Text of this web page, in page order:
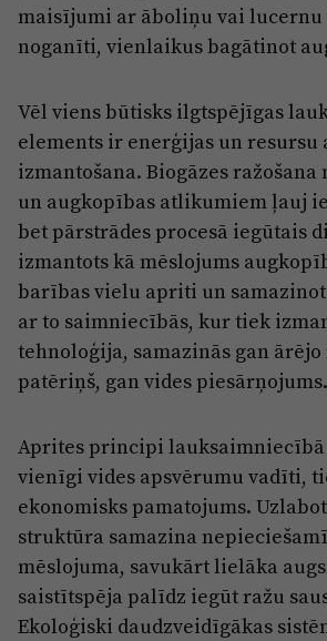
maisījumi ar āboliņu vai
noganīti, vienlaikus bagātinot
Vēl viens būtisks ilgtspējīgas
elements ir enerģijas un resursu
izmantošana. Biogāzes
un augkopības atlikumiem ļauj
bet pārstrādes procesā iegūtais
izmantots kā mēslojums
barības vielu apriti un
ar to saimniecībās, kur tiek
tehnoloģija, samazinās gan ārējo
patēriņš, gan vides piesārņojums.
Aprites principi
vienīgi vides apsvērumu vadīti,
ekonomisks pamatojums.
struktūra samazina
mēslojuma, savukārt lielāka
saistītspēja palīdz iegūt ražu
Ekoloģiski daudzveidīgākas